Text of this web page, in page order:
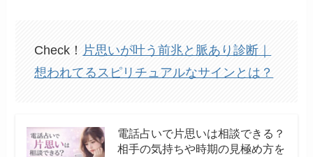
Check！ 片思いが叶う前兆と脈あり診断｜
想われてるスピリチュアルなサインとは？
電話占いで片思いは相談できる？
相手の気持ちや時期の見極め方を